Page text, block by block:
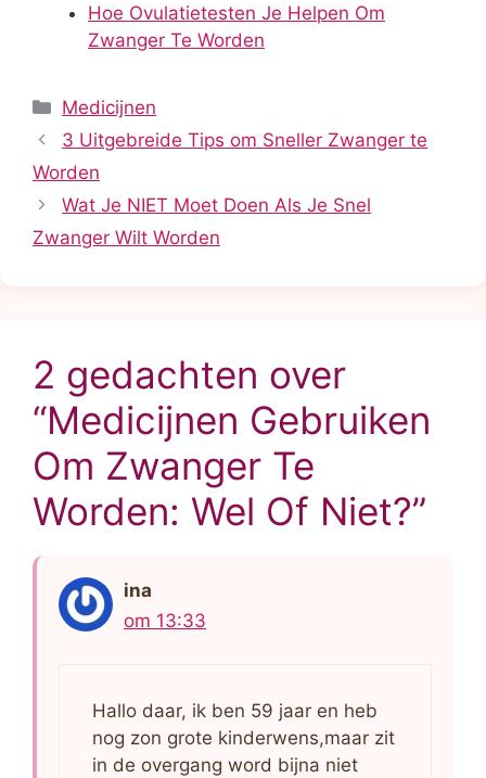
Hoe Ovulatietesten Je Helpen Om
Zwanger Te Worden
Categorieën
Medicijnen
3 Uitgebreide Tips om Sneller Zwanger te
Worden
Wat Je NIET Moet Doen Als Je Snel
Zwanger Wilt Worden
2 gedachten over
“Medicijnen Gebruiken
Om Zwanger Te
Worden: Wel Of Niet?”
ina
om 13:33
Hallo daar, ik ben 59 jaar en heb
nog zon grote kinderwens,maar zit
in de overgang word bijna niet